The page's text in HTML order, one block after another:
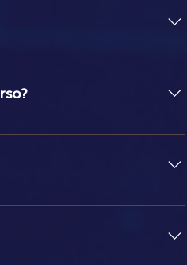
gravação multipista e projeto
do áudio recebido dependerá de